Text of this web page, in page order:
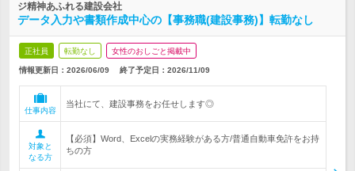
ジ精神あふれる建設会社
データ入力や書類作成中心の【事務職(建設事務)】転勤なし
正社員 転勤なし 女性のおしごと掲載中
情報更新日：2026/06/09 終了予定日： 2026/11/09
仕事内容
当社にて、建設事務をお任せします◎
対象と
なる方
【必須】Word、Excelの実務経験がある方/普通自動車免許をお持
ちの方